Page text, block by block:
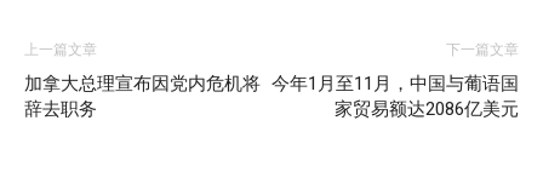
上一篇文章
加拿大总理宣布因党内危机将
辞去职务
下一篇文章
今年1月至11月，中国与葡语国
家贸易额达2086亿美元